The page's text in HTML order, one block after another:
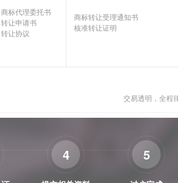
商标代理委托书
转让申请书
转让协议
商标转让受理通知书
核准转让证明
交易透明，全程
4 5